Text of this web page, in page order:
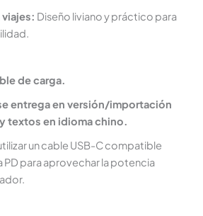
Diseño liviano y práctico para
de carga.
entrega en versión/importación
textos en idioma chino.
un cable USB-C compatible
PD para aprovechar la potencia